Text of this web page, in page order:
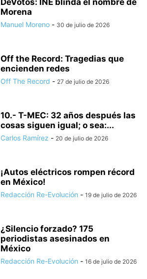
Morena
Manuel Moreno - 30 de julio de 2026
Off the Record: Tragedias que
encienden redes
Off The Record - 27 de julio de 2026
10.- T-MEC: 32 años después las
cosas siguen igual; o sea:...
Carlos Ramírez - 20 de julio de 2026
¡Autos eléctricos rompen récord
en México!
Redacción Re-Evolución - 19 de julio de 2026
¿Silencio forzado? 175
periodistas asesinados en
México
Redacción Re-Evolución - 16 de julio de 2026